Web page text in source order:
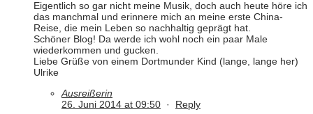
Eigentlich so gar nicht meine Musik, doch auch heute höre ich
das manchmal und erinnere mich an meine erste China-
Reise, die mein Leben so nachhaltig geprägt hat.
Schöner Blog! Da werde ich wohl noch ein paar Male
wiederkommen und gucken.
Liebe Grüße von einem Dortmunder Kind (lange, lange her)
Ulrike
Ausreißerin
26. Juni 2014 at 09:50 · Reply